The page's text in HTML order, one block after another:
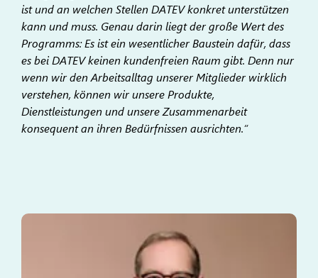
ist und an welchen Stellen DATEV konkret unterstützen
kann und muss. Genau darin liegt der große Wert des
Programms: Es ist ein wesentlicher Baustein dafür, dass
es bei DATEV keinen kundenfreien Raum gibt. Denn nur
wenn wir den Arbeitsalltag unserer Mitglieder wirklich
verstehen, können wir unsere Produkte,
Dienstleistungen und unsere Zusammenarbeit
konsequent an ihren Bedürfnissen ausrichten.“